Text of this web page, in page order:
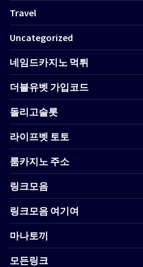
Travel
Uncategorized
네임드카지노 먹튀
더블유벳 가입코드
돌리고슬롯
라이프벳 토토
룸카지노 주소
링크모음
링크모음 여기여
마나토끼
모든링크